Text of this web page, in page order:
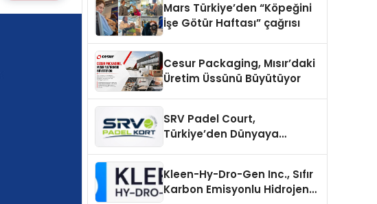
Mars Türkiye’den “Köpeğini
İşe Götür Haftası” çağrısı
Cesur Packaging, Mısır’daki
Üretim Üssünü Büyütüyor
SRV Padel Court,
Türkiye’den Dünyaya
Kleen-Hy-Dro-Gen Inc., Sıfır
Karbon Emisyonlu Hidrojen